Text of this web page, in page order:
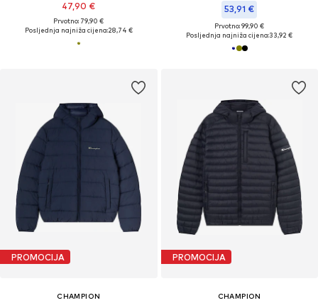
47,90 €
Prvotno: 79,90 €
Posljednja najniža cijena:28,74 €
53,91 €
Prvotno: 99,90 €
Posljednja najniža cijena:33,92 €
PROMOCIJA
CHAMPION
PROMOCIJA
CHAMPION